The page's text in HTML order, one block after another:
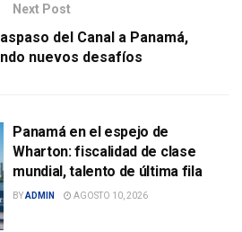
Next Post
del Canal a Panamá,
nuevos desafíos
Panamá en el espejo de
Wharton: fiscalidad de clase
mundial, talento de última fila
BYADMIN AGOSTO 10, 2026